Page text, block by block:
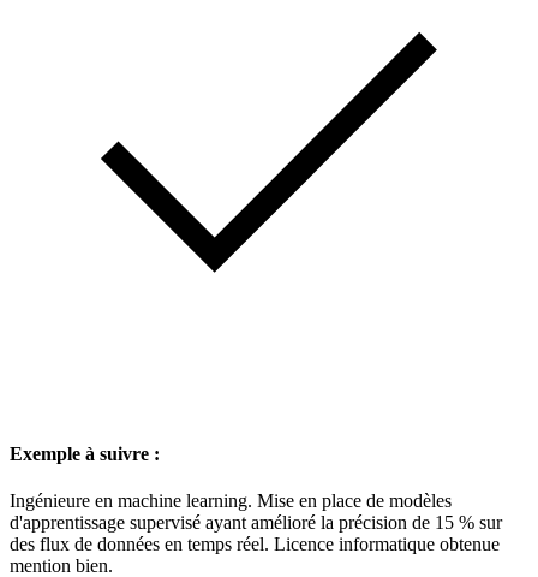
Exemple à suivre :
Ingénieure en machine learning. Mise en place de modèles
d'apprentissage supervisé ayant amélioré la précision de 15 % sur
des flux de données en temps réel. Licence informatique obtenue
mention bien.